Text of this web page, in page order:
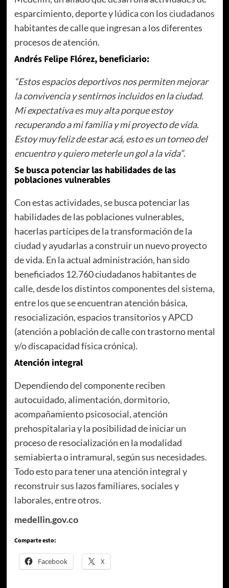
esparcimiento, deporte y lúdica con los ciudadanos
habitantes de calle que ingresan a los diferentes
procesos de atención.
Andrés Felipe Flórez, beneficiario:
“Estos espacios deportivos nos permiten mejorar
la convivencia y sentirnos incluidos en la ciudad.
Mi expectativa es muy alta porque estoy
recuperando a mi familia y mi proyecto de vida.
Estoy muy feliz de estar acá, esto es un torneo del
encuentro y quiero meterle un gol a la vida”.
Se busca potenciar las habilidades de las
poblaciones vulnerables
Con estas actividades, se busca potenciar las
habilidades de las poblaciones vulnerables,
hacerlas partícipes de la transformación de la
ciudad y ayudarlas a construir un nuevo proyecto
de vida. En la actual administración, han sido
beneficiados 12.760 ciudadanos habitantes de
calle, desde los distintos componentes del sistema,
entre los que se encuentran atención básica,
resocialización, espacios transitorios y APCD
(atención a población de calle con trastorno mental
y/o discapacidad física crónica).
Atención integral
Dependiendo del componente reciben
autocuidado, alimentación, dormitorio,
acompañamiento psicosocial, atención
prehospitalaria y la posibilidad de iniciar un
proceso de resocialización en la modalidad
semiabierta o intramural, según sus necesidades.
Todo esto para tener una atención integral y
reconstruir sus lazos familiares, sociales y
laborales, entre otros.
medellin.gov.co
Comparte esto:
Facebook X